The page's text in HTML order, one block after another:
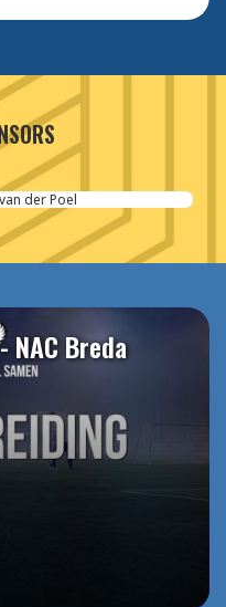
der Poel
Breda